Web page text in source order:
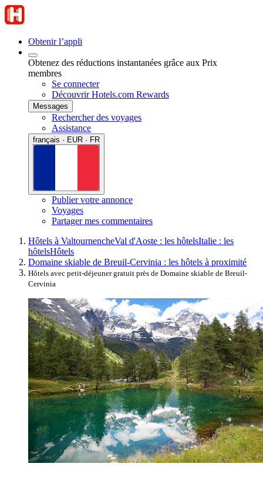
Obtenir l’appli
Obtenez des réductions instantanées grâce aux Prix
membres
Se connecter
Découvrir Hotels.com Rewards
Messages
Rechercher des voyages
Assistance
français · EUR · FR
Publier votre annonce
Voyages
Partager mes commentaires
Hôtels à ValtournencheVal d'Aoste : les hôtelsItalie : les
hôtelsHôtels
Domaine skiable de Breuil-Cervinia : les hôtels à proximité
Hôtels avec petit-déjeuner gratuit près de Domaine skiable de Breuil-
Cervinia